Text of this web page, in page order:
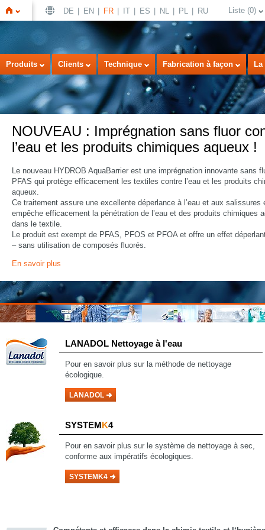
Page
d'accueil
DE EN FR IT ES NL PL RU Liste (0)
Produits Clients Technique Fabrication à façon
NOUVEAU : Imprégnation sans fluor
l’eau et les produits chimiques aqueux !
Le nouveau HYDROB AquaBarrier est une imprégnation innovante sans
PFAS qui protège efficacement les textiles contre l’eau et les produits
aqueux.
Ce traitement assure une excellente déperlance à l’eau et aux salissures
empêche efficacement la pénétration de l’eau et des produits chimiques
dans le textile.
Le produit est exempt de PFAS, PFOS et PFOA et offre un effet
– sans utilisation de composés fluorés.
En savoir plus
LANADOL Nettoyage à l'eau
Pour en savoir plus sur la méthode de nettoyage
écologique.
LANADOL
SYSTEMK4
Pour en savoir plus sur le système de nettoyage à sec,
conforme aux impératifs écologiques.
SYSTEMK4